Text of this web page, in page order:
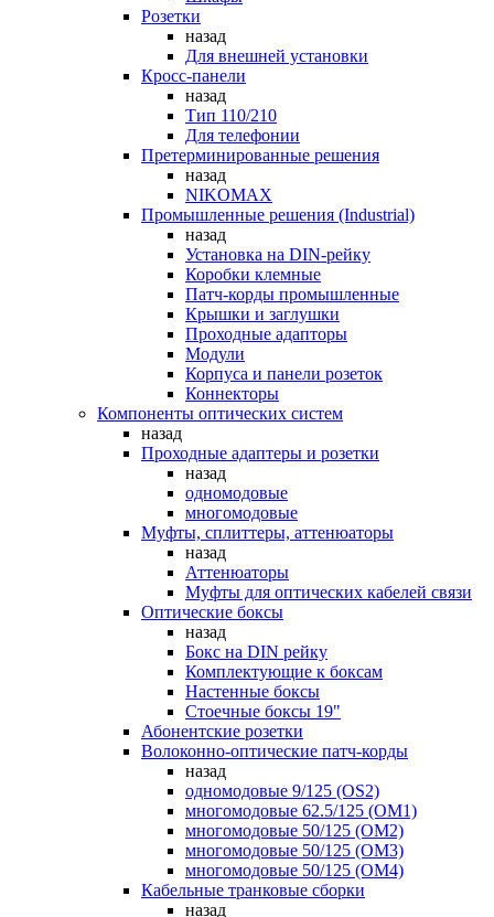
Розетки
назад
Для внешней установки
Кросс-панели
назад
Тип 110/210
Для телефонии
Претерминированные решения
назад
NIKOMAX
Промышленные решения (Industrial)
назад
Установка на DIN-рейку
Коробки клемные
Патч-корды промышленные
Крышки и заглушки
Проходные адапторы
Модули
Корпуса и панели розеток
Коннекторы
Компоненты оптических систем
назад
Проходные адаптеры и розетки
назад
одномодовые
многомодовые
Муфты, сплиттеры, аттенюаторы
назад
Аттенюаторы
Муфты для оптических кабелей связи
Оптические боксы
назад
Бокс на DIN рейку
Комплектующие к боксам
Настенные боксы
Стоечные боксы 19"
Абонентские розетки
Волоконно-оптические патч-корды
назад
одномодовые 9/125 (OS2)
многомодовые 62.5/125 (OM1)
многомодовые 50/125 (OM2)
многомодовые 50/125 (OM3)
многомодовые 50/125 (OM4)
Кабельные транковые сборки
назад